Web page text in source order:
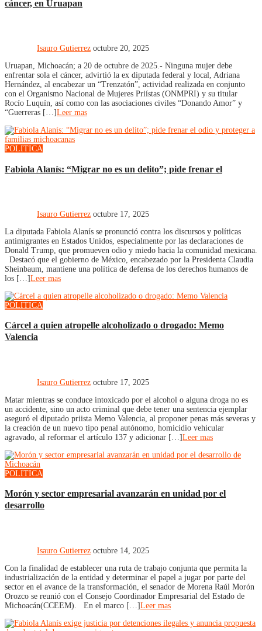
cáncer, en Uruapan
Isauro Gutierrez octubre 20, 2025
Uruapan, Michoacán; a 20 de octubre de 2025.- Ninguna mujer debe
enfrentar sola el cáncer, advirtió la ex diputada federal y local, Adriana
Hernández, al encabezar un “Trenzatón”, actividad realizada en conjunto
con el Organismo Nacional de Mujeres Priístas (ONMPRI) y su titular
Rocío Luquín, así como con las asociaciones civiles “Donando Amor” y
“Guerreras […]Leer mas
POLITICA
Fabiola Alanís: “Migrar no es un delito”; pide frenar el
Isauro Gutierrez octubre 17, 2025
La diputada Fabiola Alanís se pronunció contra los discursos y políticas
antimigrantes en Estados Unidos, especialmente por las declaraciones de
Donald Trump, que promueven odio y miedo hacia la comunidad mexicana.
Destacó que el gobierno de México, encabezado por la Presidenta Claudia
Sheinbaum, mantiene una política de defensa de los derechos humanos de
los […]Leer mas
POLITICA
Cárcel a quien atropelle alcoholizado o drogado: Memo
Valencia
Isauro Gutierrez octubre 17, 2025
Matar mientras se conduce intoxicado por el alcohol o alguna droga no es
un accidente, sino un acto criminal que debe tener una sentencia ejemplar
aseguró el diputado priista Memo Valencia, al proponer penas más severas y
la creación de un nuevo tipo penal autónomo, homicidio vehicular
agravado, al reformar el artículo 137 y adicionar […]Leer mas
POLITICA
Morón y sector empresarial avanzarán en unidad por el
desarrollo
Isauro Gutierrez octubre 14, 2025
Con la finalidad de establecer una ruta de trabajo conjunta que permita la
industrialización de la entidad y determinar el papel a jugar por parte del
sector en el avance de la transformación, el senador de Morena Raúl Morón
Orozco se reunió con el Consejo Coordinador Empresarial del Estado de
Michoacán(CCEEM). En el marco […]Leer mas